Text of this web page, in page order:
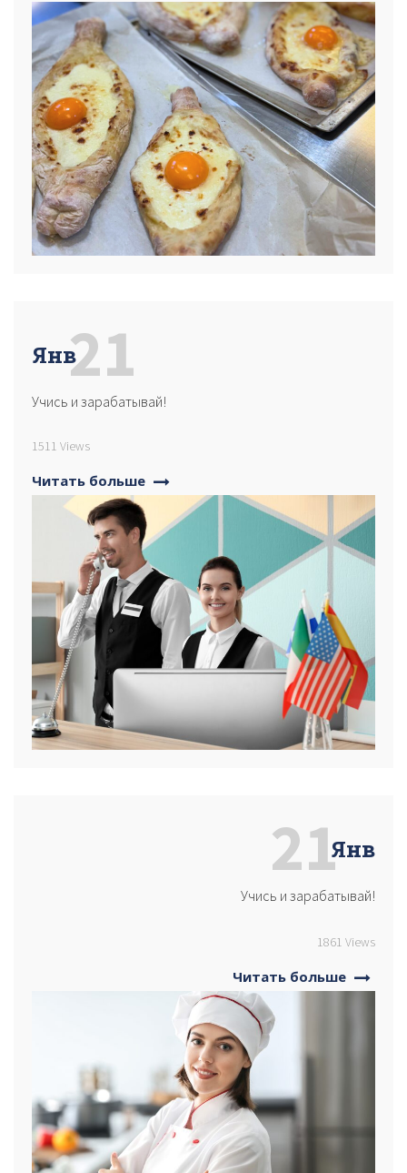
Янв
Учись и зарабатывай!
1511 Views
Читать больше
21
Янв
Учись и зарабатывай!
1861 Views
Читать больше
21